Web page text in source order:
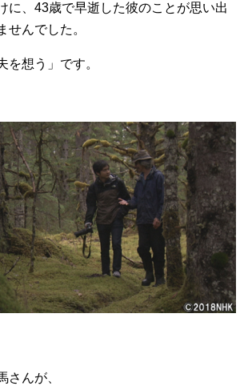
に、43歳で早逝した彼のことが思い出
せんでした。
を想う」です。
さんが、